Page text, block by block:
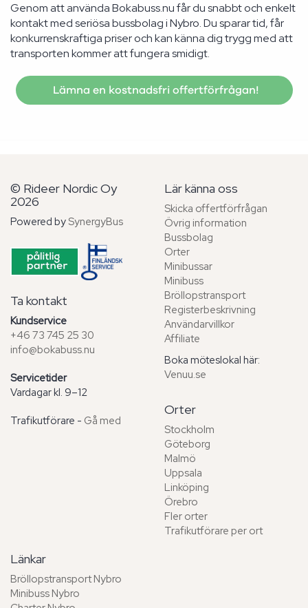
Genom att använda Bokabuss.nu får du snabbt och enkelt
kontakt med seriösa bussbolag i Nybro. Du sparar tid, får
konkurrenskraftiga priser och kan känna dig trygg med att
transporten kommer att fungera smidigt.
Lämna en kostnadsfri offertförfrågan!
© Rideer Nordic Oy
2026
Powered by SynergyBus
Ta kontakt
Kundservice
+46 73 745 25 30
info@bokabuss.nu
Servicetider
Vardagar kl. 9–12
Trafikutförare - Gå med
Lär känna oss
Skicka offertförfrågan
Övrig information
Bussbolag
Orter
Minibussar
Minibuss
Bröllopstransport
Registerbeskrivning
Användarvillkor
Affiliate
Boka möteslokal här:
Venuu.se
Orter
Stockholm
Göteborg
Malmö
Uppsala
Linköping
Örebro
Fler orter
Trafikutförare per ort
Länkar
Bröllopstransport Nybro
Minibuss Nybro